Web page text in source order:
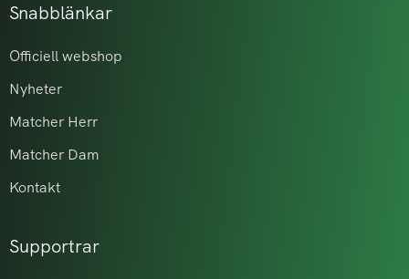
Snabblänkar
Officiell webshop
Nyheter
Matcher Herr
Matcher Dam
Kontakt
Supportrar